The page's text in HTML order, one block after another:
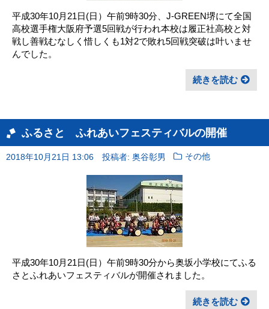
平成30年10月21日(日）午前9時30分、J-GREEN堺にて全国
高校選手権大阪府予選5回戦が行われ本校は履正社高校と対
戦し善戦むなしく惜しくも1対2で敗れ5回戦突破は叶いませ
んでした。
続きを読む
ふるさと ふれあいフェスティバルの開催
2018年10月21日 13:06 投稿者: 奥谷彰男 その他
平成30年10月21日(日）午前9時30分から奥坂小学校にてふる
さとふれあいフェスティバルが開催されました。
続きを読む